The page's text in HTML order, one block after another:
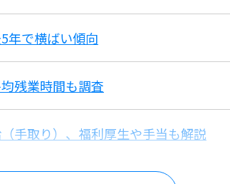
年で横ばい傾向
残業時間も調査
手取り）、福利厚生や手当も解説